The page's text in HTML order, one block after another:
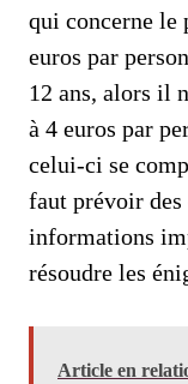
qui concerne le
euros par
12 ans, alors il
à 4 euros par
celui-ci se
faut prévoir des
informations
résoudre les
Article en